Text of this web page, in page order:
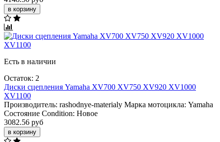
в корзину
Есть в наличии
Остаток: 2
Диски сцепления Yamaha XV700 XV750 XV920 XV1000
XV1100
Производитель: rashodnye-materialy Марка мотоцикла: Yamaha
Состояние Condition: Новое
3082.56 руб
в корзину